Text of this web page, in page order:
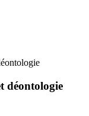
déontologie